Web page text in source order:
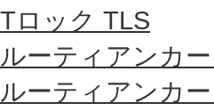
Tロック TLS
ルーティアンカ
ルーティアンカ